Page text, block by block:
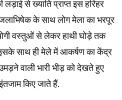
से ख्याति प्राप्त इस हरिहर
के साथ लोग मेला का भरपूर
वस्तुओं से लेकर हाथी घोड़े तक
साथ ही मेले में आकर्षण का केंद्र
वाली भारी भीड़ को देखते हुए
किए जाते हैं.